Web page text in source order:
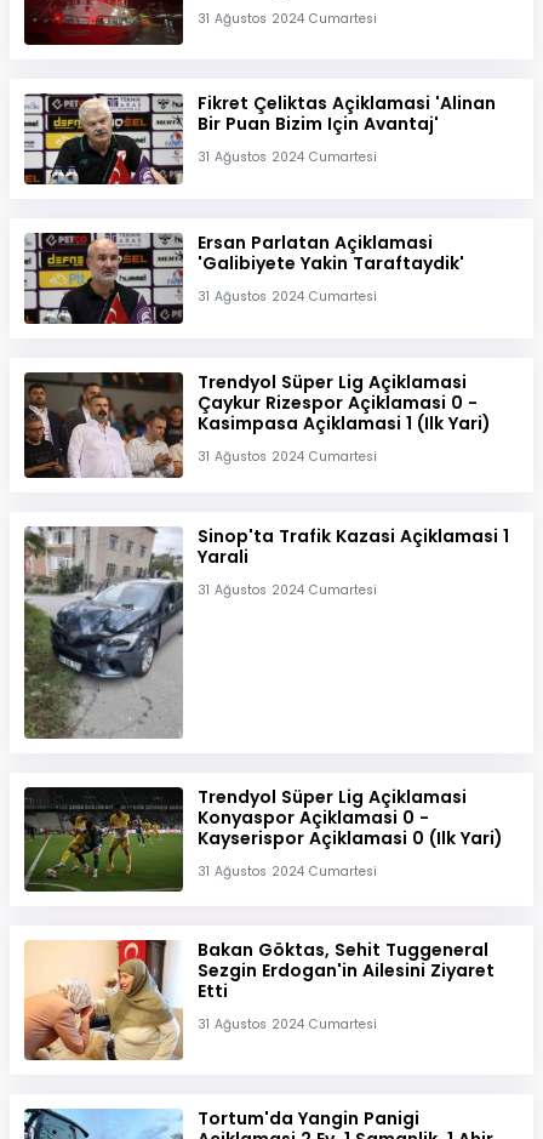
31 Ağustos 2024 Cumartesi
Fikret Çeliktas Açiklamasi 'Alinan
Bir Puan Bizim Için Avantaj'
31 Ağustos 2024 Cumartesi
Ersan Parlatan Açiklamasi
'Galibiyete Yakin Taraftaydik'
31 Ağustos 2024 Cumartesi
Trendyol Süper Lig Açiklamasi
Çaykur Rizespor Açiklamasi 0 -
Kasimpasa Açiklamasi 1 (Ilk Yari)
31 Ağustos 2024 Cumartesi
Sinop'ta Trafik Kazasi Açiklamasi 1
Yarali
31 Ağustos 2024 Cumartesi
Trendyol Süper Lig Açiklamasi
Konyaspor Açiklamasi 0 -
Kayserispor Açiklamasi 0 (Ilk Yari)
31 Ağustos 2024 Cumartesi
Bakan Göktas, Sehit Tuggeneral
Sezgin Erdogan'in Ailesini Ziyaret
Etti
31 Ağustos 2024 Cumartesi
Tortum'da Yangin Panigi